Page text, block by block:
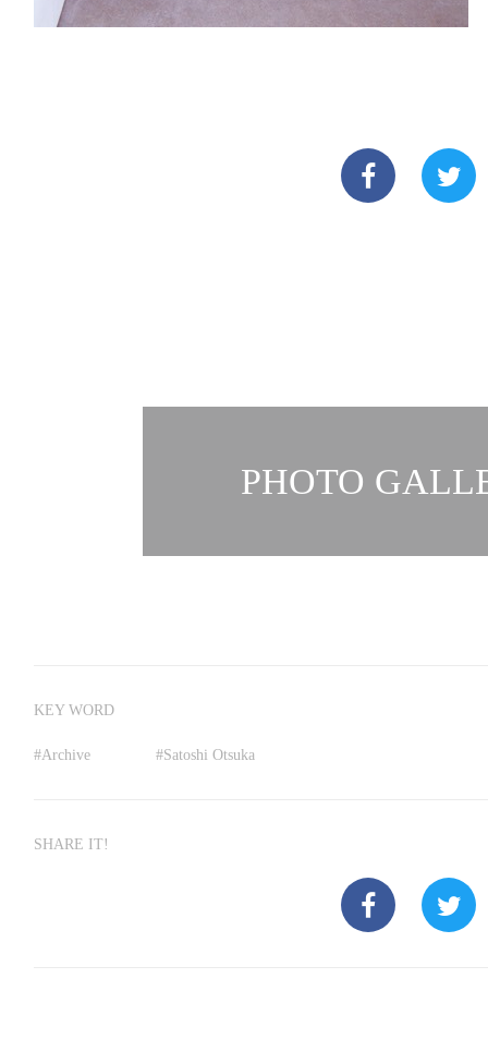
PHOTO
KEY WORD
#Archive #Satoshi Otsuka
SHARE IT!